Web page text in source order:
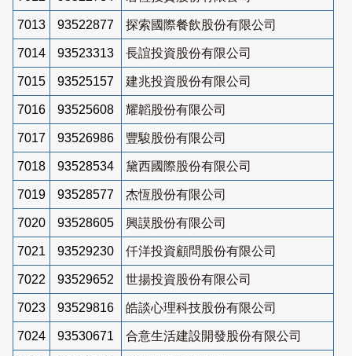
7013 93522877 探索國際餐飲股份有限公司
7014 93523313 長誼投資股份有限公司
7015 93525157 建兆投資股份有限公司
7016 93525608 耀韜股份有限公司
7017 93526986 豐駿股份有限公司
7018 93528534 黛西國際股份有限公司
7019 93528577 杰恆股份有限公司
7020 93528605 興謨股份有限公司
7021 93529230 仟洋投資顧問股份有限公司
7022 93529652 世揚投資股份有限公司
7023 93529816 皓談心理科技股份有限公司
7024 93530671 合意生活建設開發股份有限公司